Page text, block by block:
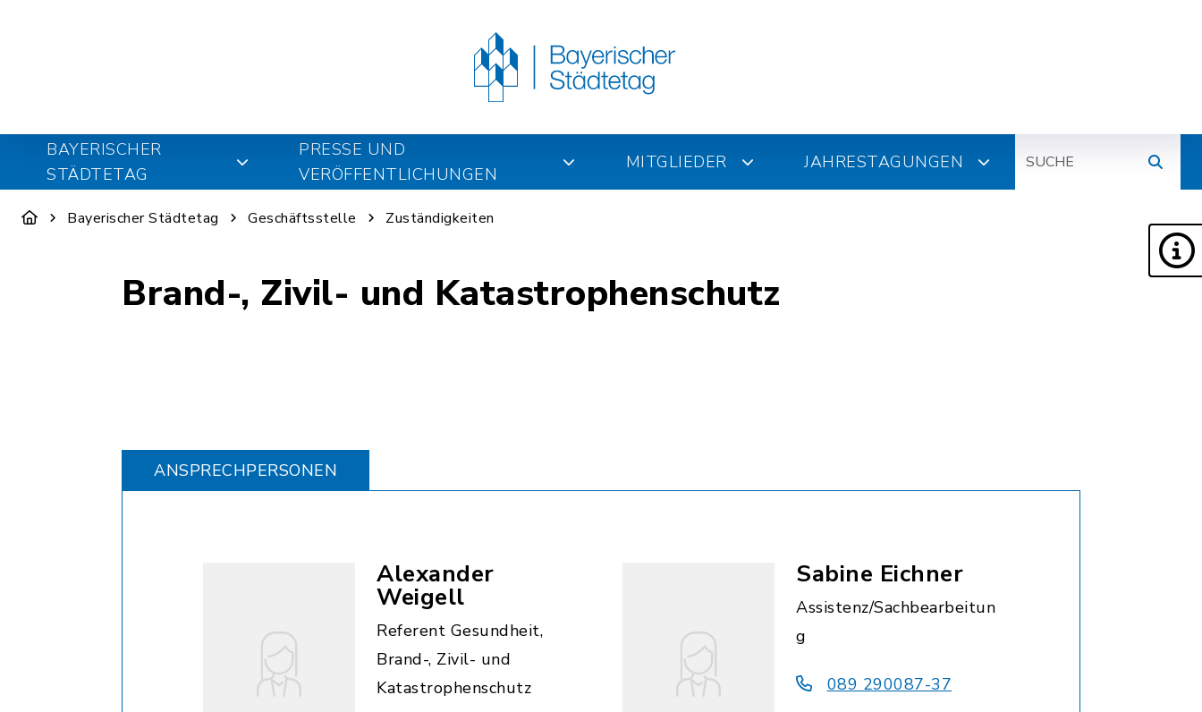
BAYERISCHER
STÄDTETAG
PRESSE UND
VERÖFFENTLICHUNGEN
MITGLIEDER JAHRESTAGUNGEN
Bayerischer Städtetag Geschäftsstelle Zuständigkeiten
Brand-, Zivil- und Katastrophenschutz
ANSPRECHPERSONEN
Alexander
Weigell
Referent Gesundheit,
Brand-, Zivil- und
Katastrophenschutz
Sabine Eichner
Assistenz/Sachbearbeitun
g
089 290087-37